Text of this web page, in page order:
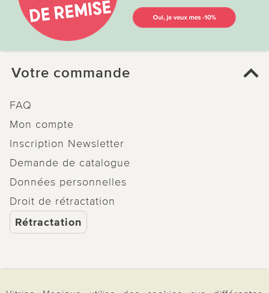
Votre commande
FAQ
Mon compte
Inscription Newsletter
Demande de catalogue
Données personnelles
Droit de rétractation
Rétractation
Paiement & Livraison